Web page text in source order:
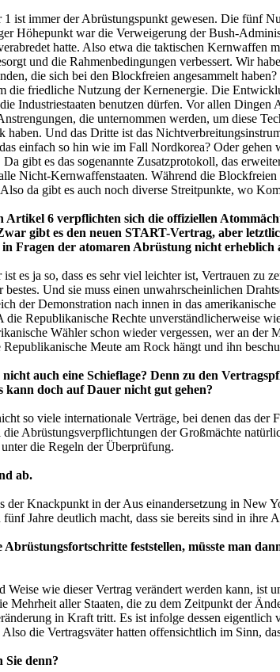
immer der Abrüstungspunkt gewesen. Die fünf
Höhepunkt war die Verweigerung der Bush-
hatte. Also etwa die taktischen Kernwaffen
und die Rahmenbedingungen verbessert. Wir
die sich bei den Blockfreien angesammelt
die friedliche Nutzung der Kernenergie. Die
Industriestaaten benutzen dürfen. Vor allen
die unternommen werden, um diese
Und das Dritte ist das
einfach so hin wie im Fall Nordkorea? Oder
gibt es das sogenannte Zusatzprotokoll, das
Nicht-Kernwaffenstaaten. Während die
da gibt es auch noch diverse Streitpunkte, wo
Artikel 6 verpflichten sich die offiziellen
gibt es den neuen START-Vertrag, aber
Fragen der atomaren Abrüstung nicht
es ja so, dass es sehr viel leichter ist, Vertrauen
Und sie muss einen unwahrscheinlichen
der Demonstration nach innen in das
Republikanische Rechte unverständlicherweise
Wähler schon wieder vergessen, wer an
Meute am Rock hängt und ihn
auch eine Schieflage? Denn zu den
doch auf Dauer nicht gut gehen?
so viele internationale Verträge, bei denen das
Abrüstungsverpflichtungen der Großmächte
die Regeln der Überprüfung.
ab.
der Knackpunkt in der Aus einandersetzung in
Jahre deutlich macht, dass sie bereits sind in ihre
feststellen, müsste man
wie dieser Vertrag verändert werden kann, ist
Mehrheit aller Staaten, die zu dem Zeitpunkt der
in Kraft tritt. Es ist infolge dessen
die Vertragsväter hatten offensichtlich im Sinn,
Sie denn?